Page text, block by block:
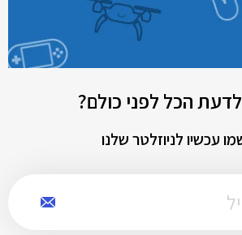
לדעת הכל לפני כולם?
עכשיו לניוזלטר שלנו